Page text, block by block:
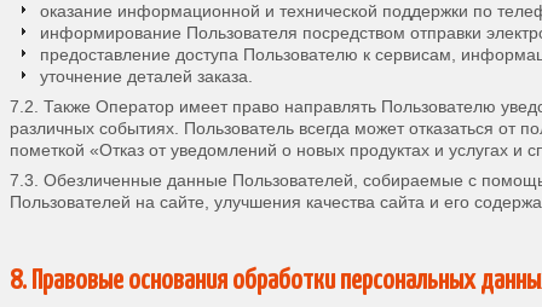
оказание информационной и технической поддержки по
информирование Пользователя посредством отправки
предоставление доступа Пользователю к сервисам,
уточнение деталей заказа.
7.2. Также Оператор имеет право направлять Пользователю
различных событиях. Пользователь всегда может отказаться
пометкой «Отказ от уведомлений о новых продуктах и услугах и
7.3. Обезличенные данные Пользователей, собираемые с
Пользователей на сайте, улучшения качества сайта и его
8. Правовые основания обработки персональных